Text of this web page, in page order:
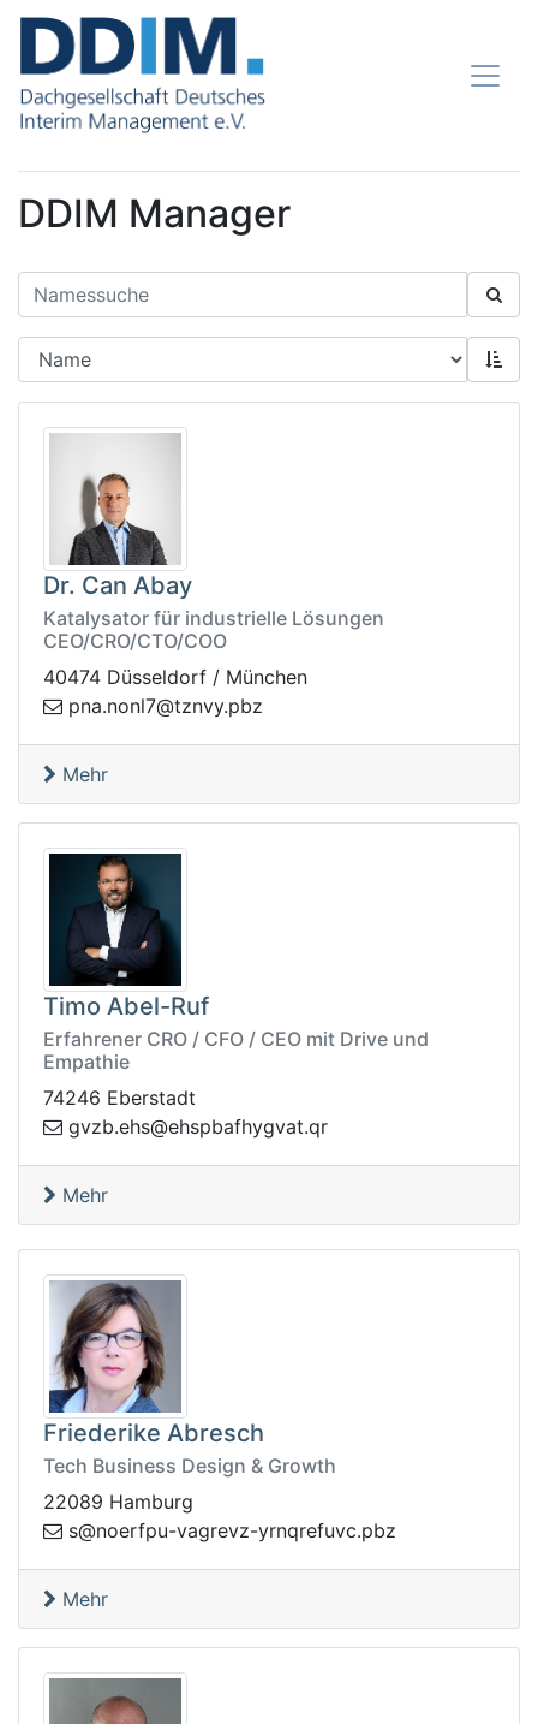
DDIM Manager
Dr. Can Abay
Katalysator für industrielle Lösungen
CEO/CRO/CTO/COO
40474 Düsseldorf / München
zbp.yvnzt@7lnon.anp
Mehr
Timo Abel-Ruf
Erfahrener CRO / CFO / CEO mit Drive und
Empathie
74246 Eberstadt
rq.tavgyhfabps
he@she.bzvg
Mehr
Friederike Abresch
Tech Business Design & Growth
22089 Hamburg
zbp.cvuferqnry-zvergav-upfreon@
s
Mehr